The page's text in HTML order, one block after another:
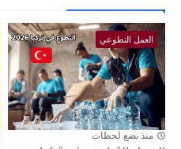
العمل التطوعي
منذ بضع لحظات